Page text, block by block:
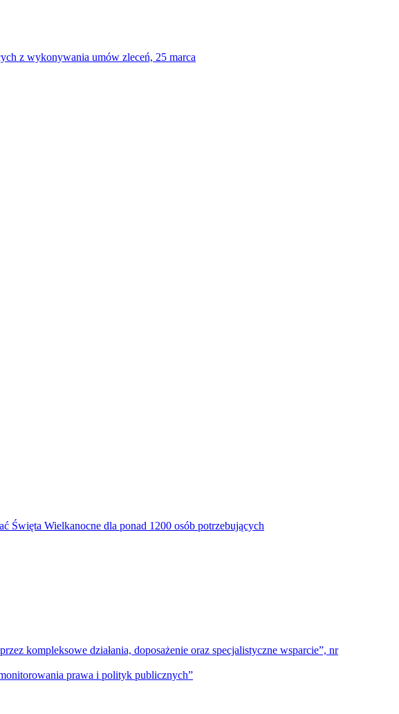
z wykonywania umów zleceń, 25 marca
Święta Wielkanocne dla ponad 1200 osób potrzebujących
kompleksowe działania, doposażenie oraz specjalistyczne wsparcie”, nr
prawa i polityk publicznych”